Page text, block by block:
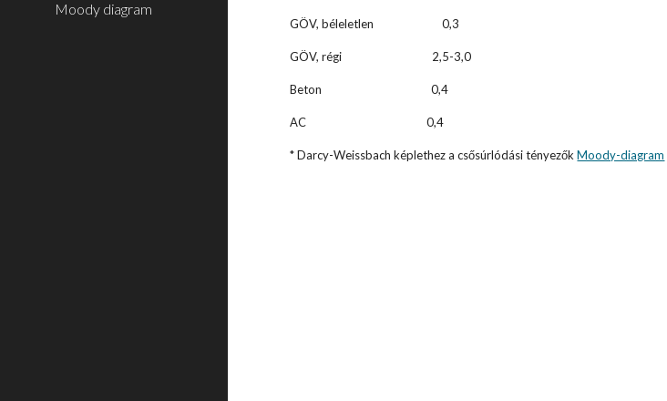
Moody diagram
GÖV, béleletlen 0,3
GÖV, régi 2,5-3,0
Beton 0,4
AC 0,4
* Darcy-Weissbach képlethez a csősúrlódási tényezők Moody-diagram